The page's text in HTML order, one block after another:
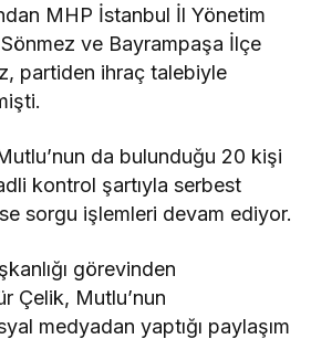
MHP İstanbul İl Yönetim
ve Bayrampaşa İlçe
partiden ihraç talebiyle
da bulunduğu 20 kişi
kontrol şartıyla serbest
sorgu işlemleri devam ediyor.
görevinden
Çelik, Mutlu’nun
medyadan yaptığı paylaşım